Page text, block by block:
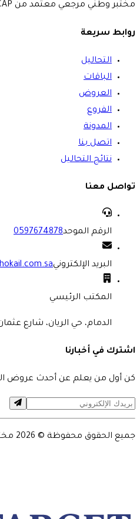
مختبر وطني مرجعي معتمد من CAP و CBAHI، نخدم المنطقة الشرقية بـ 5 فروع منذ عام 2016.
روابط سريعة
التحاليل
الباقات
العروض
الفروع
المدونة
اتصل بنا
نتائج التحاليل
تواصل معنا
الرقم الموحد0597674878
البريد الإلكتروني
المكتب الرئيسي
الدمام، حي الريان، شارع
اشترك في أخبارنا
كن أول من يعلم عن أحدث عروض
جميع الحقوق محفوظة © 2026